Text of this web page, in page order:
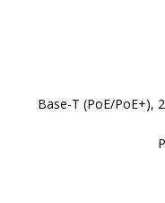
יציאה: 16 × 10/100/1000 יציאות Base-T (PoE/PoE+), 2